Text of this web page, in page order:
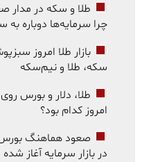
طلا و سکه در
چرا سرمایه‌ها دوباره
بازار طلا امروز
سکه، طلا و نیم‌سکه
طلا، دلار و بورس
امروز کدام بود؟
صعود هماهنگ
در بازار سرمایه آغاز